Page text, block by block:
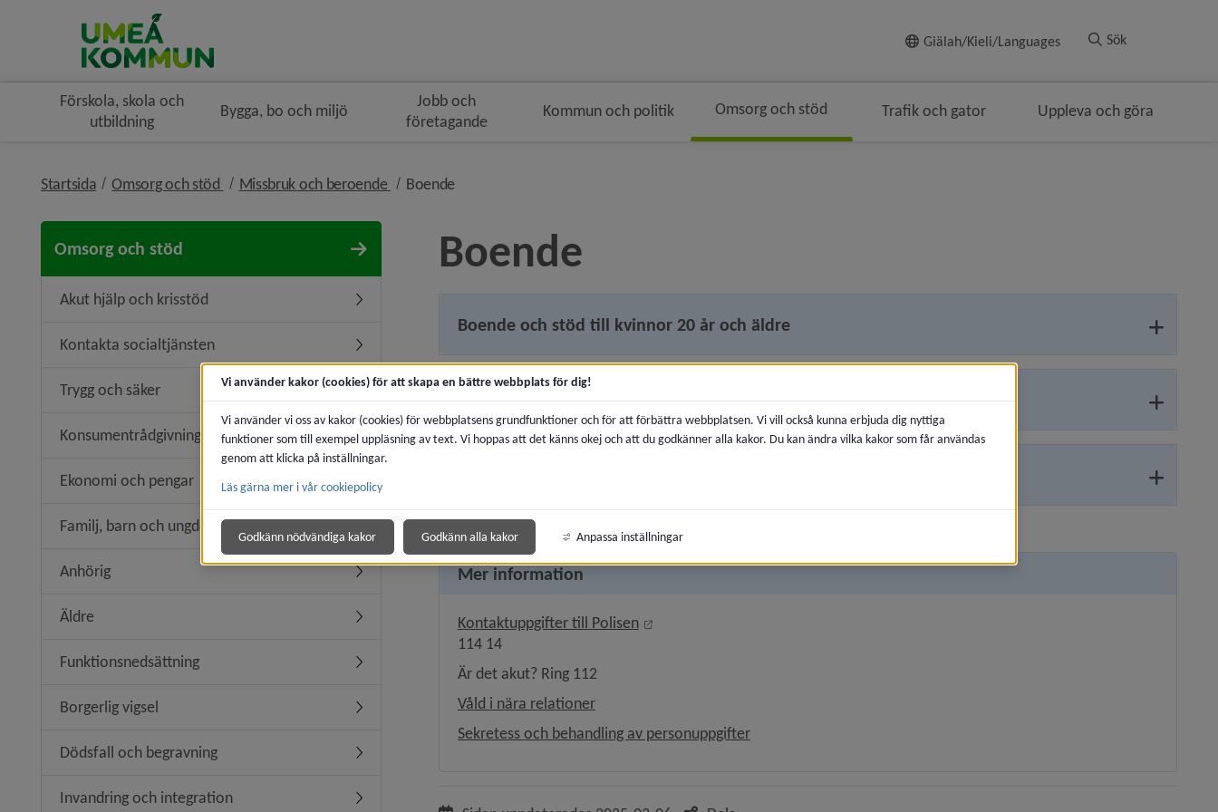
Giälah/Kieli/Languages Sök
Förskola, skola och
utbildning
Bygga, bo och miljö
Jobb och
företagande
Kommun och politik Omsorg och stöd Trafik och gator Uppleva och göra
Startsida Omsorg och stöd nivå i brödsmulenavigeringen
Missbruk och beroende nivå i brödsmulenavigeringen
Boendenivå i brödsmulenavigeringen
Omsorg och stöd
Akut hjälp och krisstöd Undermeny för Akut hjälp och krisstöd
Kontakta socialtjänsten Undermeny för Kontakta socialtjänsten
Trygg och säker
Konsumentrådgivning Undermeny för Konsumentrådgivning
Ekonomi och pengar Undermeny för Ekonomi och pengar
Familj, barn och ungdom Undermeny för Familj, barn och ungdom
Anhörig Undermeny för Anhörig
Äldre Undermeny för Äldre
Funktionsnedsättning Undermeny för Funktionsnedsättning
Borgerlig vigsel Undermeny för Borgerlig vigsel
Dödsfall och begravning Undermeny för Dödsfall och begravning
Invandring och integration Undermeny för Invandring och integration
Boende
Boende och stöd till kvinnor 20 år och äldre
Boende och stöd till män, 20 år och äldre
Mer information
Kontaktuppgifter till Polisen
Länk till annan webbplats, öppnas i nytt fönster.
114 14
Är det akut? Ring 112
Våld i nära relationer
Sekretess och behandling av personuppgifter
Vi använder kakor (cookies) för att skapa en bättre webbplats för dig!
Vi använder vi oss av kakor (cookies) för webbplatsens grundfunktioner och för att förbättra webbplatsen. Vi vill också kunna erbjuda dig nyttiga
funktioner som till exempel uppläsning av text. Vi hoppas att det känns okej och att du godkänner alla kakor. Du kan ändra vilka kakor som får användas
genom att klicka på inställningar.
Läs gärna mer i vår cookiepolicy
Godkänn nödvändiga kakor Godkänn alla kakor Anpassa inställningar